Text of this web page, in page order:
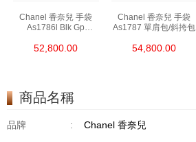
Chanel 香奈兒 手袋
As1786l Blk Gp
52,800.00
Chanel 香奈兒 手袋
As1787 單肩包/斜挎包
54,800.00
商品名稱
品牌 : Chanel 香奈兒